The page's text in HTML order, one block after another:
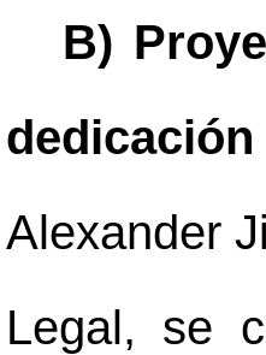
B)
Alexander
Legal, se